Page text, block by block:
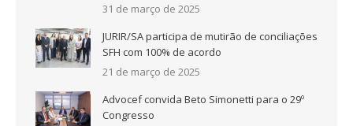
31 de março de 2025
JURIR/SA participa de mutirão de conciliações
SFH com 100% de acordo
21 de março de 2025
Advocef convida Beto Simonetti para o 29º
Congresso